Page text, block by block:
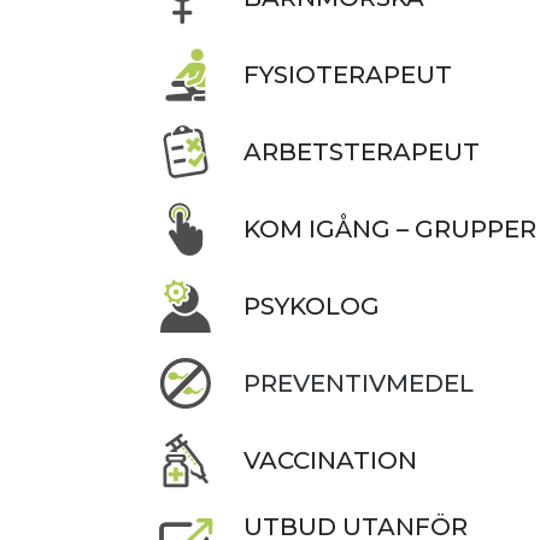
FYSIOTERAPEUT
ARBETSTERAPEUT
KOM IGÅNG – GRUPPER
PSYKOLOG
PREVENTIVMEDEL
VACCINATION
UTBUD UTANFÖR